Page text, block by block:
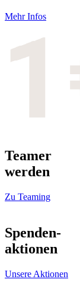
Mehr Infos
Teamer
werden
Zu Teaming
Spenden-
aktionen
Unsere Aktionen